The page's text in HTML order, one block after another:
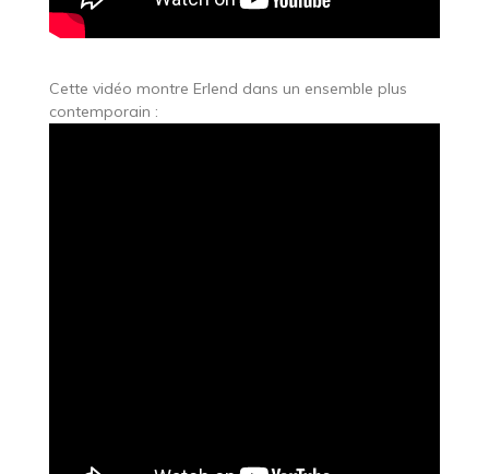
Cette vidéo montre Erlend dans un ensemble plus
contemporain :